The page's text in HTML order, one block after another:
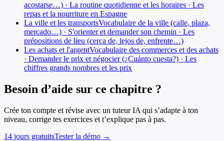
acostarse…) · La routine quotidienne et les horaires · Les
repas et la nourriture en Espagne
La ville et les transportsVocabulaire de la ville (calle, plaza,
mercado…) · S'orienter et demander son chemin · Les
prépositions de lieu (cerca de, lejos de, enfrente…)
Les achats et l'argentVocabulaire des commerces et des achats
· Demander le prix et négocier (¿Cuánto cuesta?) · Les
chiffres grands nombres et les prix
Besoin d’aide sur ce chapitre ?
Crée ton compte et révise avec un tuteur IA qui s’adapte à ton
niveau, corrige tes exercices et t’explique pas à pas.
14 jours gratuitsTester la démo →